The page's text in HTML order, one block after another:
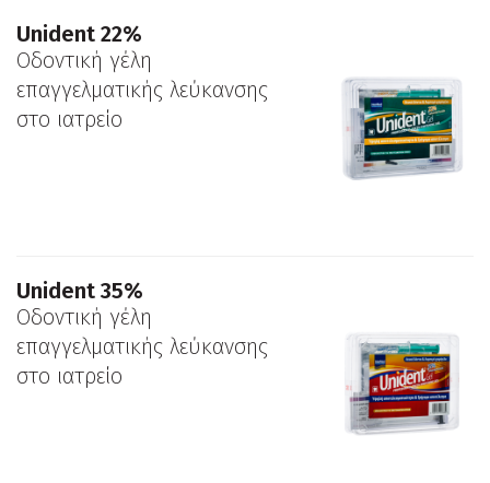
Unident 22%
Οδοντική γέλη
επαγγελματικής λεύκανσης
στο ιατρείο
Unident 35%
Οδοντική γέλη
επαγγελματικής λεύκανσης
στο ιατρείο